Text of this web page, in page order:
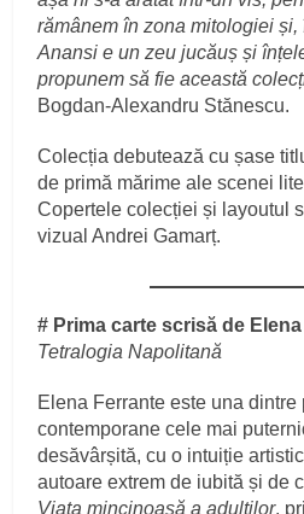
rămânem în zona mitologiei și,
Anansi e un zeu jucăuș și
propunem să fie această
Bogdan-Alexandru Stănescu.
Colecția debutează cu șase
de primă mărime ale scenei
Copertele colecției și layoutul
vizual Andrei Gamarț.
# Prima carte scrisă de
Tetralogia Napolitană
Elena Ferrante este una dintre
contemporane cele mai
desăvârșită, cu o intuiție
autoare extrem de iubită și de
Viața mincinoasă a adulților,